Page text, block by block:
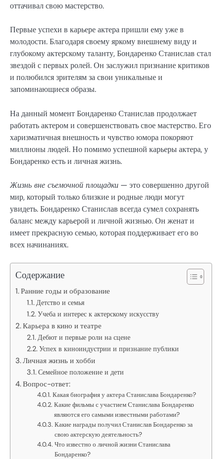
оттачивал свою мастерство.
Первые успехи в карьере актера пришли ему уже в
молодости. Благодаря своему яркому внешнему виду и
глубокому актерскому таланту, Бондаренко Станислав стал
звездой с первых ролей. Он заслужил признание критиков
и полюбился зрителям за свои уникальные и
запоминающиеся образы.
На данный момент Бондаренко Станислав продолжает
работать актером и совершенствовать свое мастерство. Его
харизматичная внешность и чувство юмора покоряют
миллионы людей. Но помимо успешной карьеры актера, у
Бондаренко есть и личная жизнь.
Жизнь вне съемочной площадки — это совершенно другой
мир, который только близкие и родные люди могут
увидеть. Бондаренко Станислав всегда сумел сохранять
баланс между карьерой и личной жизнью. Он женат и
имеет прекрасную семью, которая поддерживает его во
всех начинаниях.
Содержание
Ранние годы и образование
Детство и семья
Учеба и интерес к актерскому искусству
Карьера в кино и театре
Дебют и первые роли на сцене
Успех в киноиндустрии и признание публики
Личная жизнь и хобби
Семейное положение и дети
Вопрос-ответ:
Какая биография у актера Станислава Бондаренко?
Какие фильмы с участием Станислава Бондаренко
являются его самыми известными работами?
Какие награды получил Станислав Бондаренко за
свою актерскую деятельность?
Что известно о личной жизни Станислава
Бондаренко?